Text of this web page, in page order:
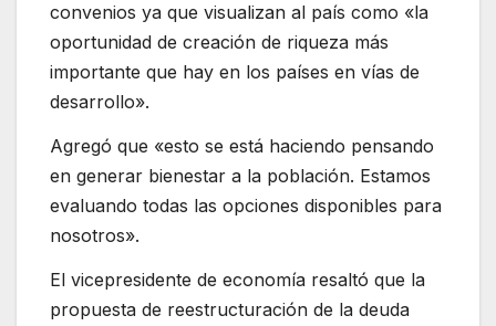
convenios ya que visualizan al país como «la
oportunidad de creación de riqueza más
importante que hay en los países en vías de
desarrollo».
Agregó que «esto se está haciendo pensando
en generar bienestar a la población. Estamos
evaluando todas las opciones disponibles para
nosotros».
El vicepresidente de economía resaltó que la
propuesta de reestructuración de la deuda